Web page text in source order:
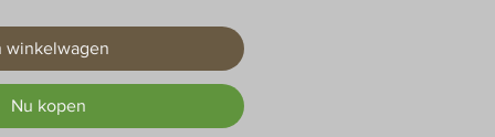
winkelwagen
Nu kopen